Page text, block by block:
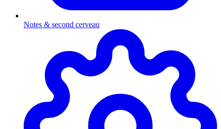
Notes & second cerveau